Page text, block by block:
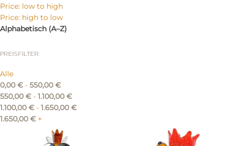
Price: low to high
Price: high to low
Alphabetisch (A–Z)
PREISFILTER
Alle
0,00 € - 550,00 €
550,00 € - 1.100,00 €
1.100,00 € - 1.650,00 €
1.650,00 € +